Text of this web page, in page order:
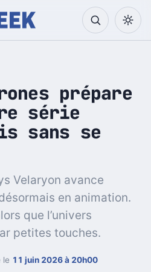
prépare
série
sans se
Velaryon avance
en animation.
que l’univers
petites touches.
le 11 juin 2026 à 20h00